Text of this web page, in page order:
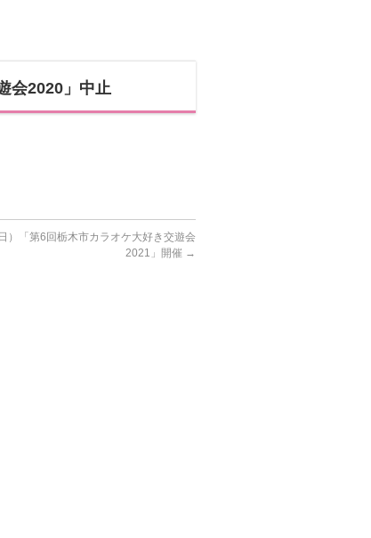
会2020」中止
）「第6回栃木市カラオケ大好き交遊会
2021」開催 →